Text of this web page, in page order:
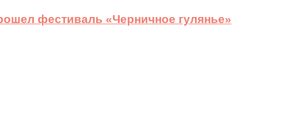
фестиваль «Черничное гулянье»